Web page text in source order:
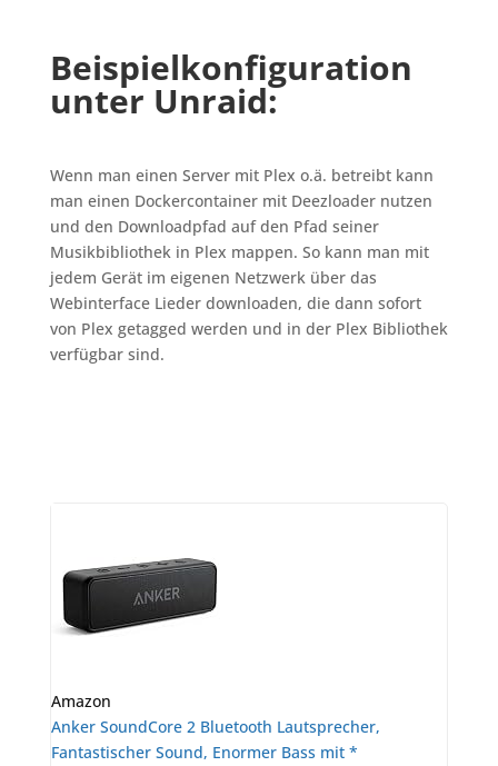
Beispielkonfiguration
unter Unraid:
Wenn man einen Server mit Plex o.ä. betreibt kann
man einen Dockercontainer mit Deezloader nutzen
und den Downloadpfad auf den Pfad seiner
Musikbibliothek in Plex mappen. So kann man mit
jedem Gerät im eigenen Netzwerk über das
Webinterface Lieder downloaden, die dann sofort
von Plex getagged werden und in der Plex Bibliothek
verfügbar sind.
Amazon
Anker SoundCore 2 Bluetooth Lautsprecher,
Fantastischer Sound, Enormer Bass mit *